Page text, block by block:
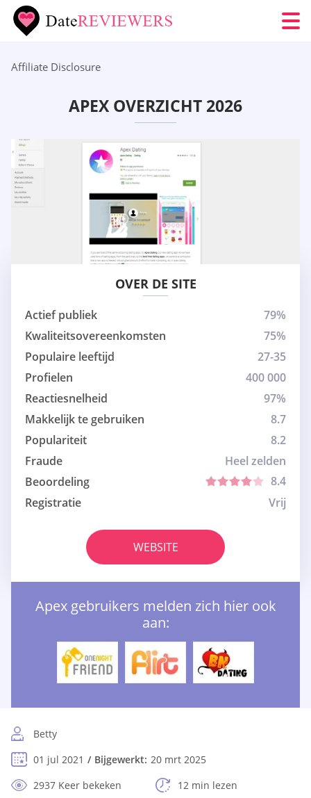
Affiliate Disclosure
APEX OVERZICHT 2026
OVER DE SITE
Actief publiek
79%
Kwaliteitsovereenkomsten
75%
Populaire leeftijd
27-35
Profielen
400 000
Reactiesnelheid
97%
Makkelijk te gebruiken
8.7
Populariteit
8.2
Fraude
Heel zelden
Beoordeling
8.4
Registratie
Vrij
WEBSITE
Apex gebruikers melden zich hier ook
aan:
Betty
01 jul 2021
Bijgewerkt: 20 mrt 2025
2937 Keer bekeken
12 min lezen